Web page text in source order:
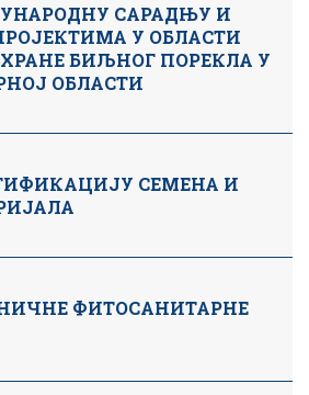
САРАДЊУ И
У ОБЛАСТИ
БИЉНОГ ПОРЕКЛА У
ОБЛАСТИ
СЕМЕНА И
ФИТОСАНИТАРНЕ